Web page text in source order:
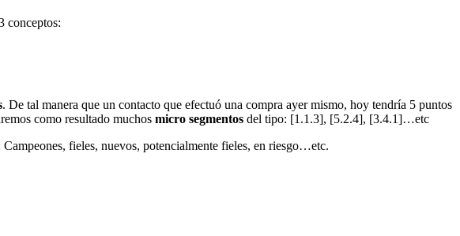
conceptos:
. De tal manera que un contacto que efectuó una compra ayer mismo, hoy tendría 5 puntos
como resultado muchos micro segmentos del tipo: [1.1.3], [5.2.4], [3.4.1]…etc
fieles, nuevos, potencialmente fieles, en riesgo…etc.